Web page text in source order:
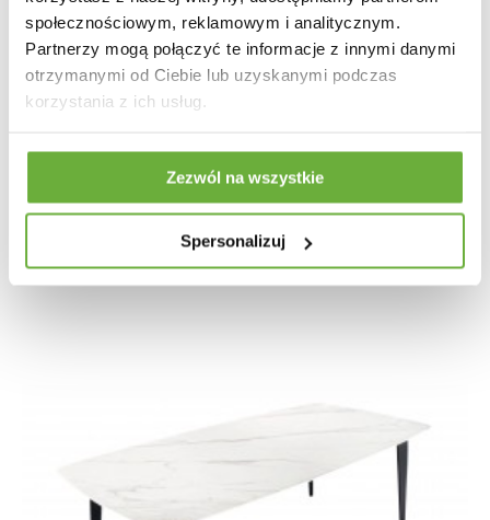
społecznościowym, reklamowym i analitycznym.
Partnerzy mogą połączyć te informacje z innymi danymi
otrzymanymi od Ciebie lub uzyskanymi podczas
korzystania z ich usług.
Zezwól na wszystkie
Spersonalizuj
STÓŁ NAXOS 130CM MARMUR BEŻOWY
6 992,32 zł -19%